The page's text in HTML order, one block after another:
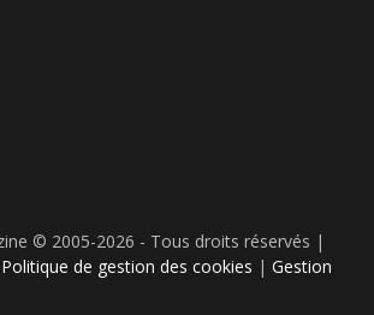
© 2005-2026 - Tous droits réservés |
Politique de gestion des cookies | Gestion